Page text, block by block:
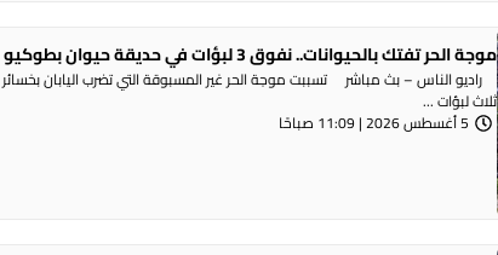
موجة الحر تفتك بالحيوانات.. نفوق 3 لبؤات في حديقة حيوان بطوكيو
راديو الناس – بث مباشر تسببت موجة الحر غير المسبوقة التي تضرب اليابان
ثلاث لبؤات ...
5 أغسطس 2026 | 11:09 صباحًا